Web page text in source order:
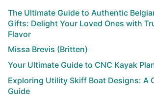
The Ultimate Guide to Authentic
Gifts: Delight Your Loved Ones with
Flavor
Missa Brevis (Britten)
Your Ultimate Guide to CNC Kayak
Exploring Utility Skiff Boat Designs: A
Guide